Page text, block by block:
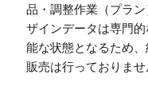
品・調整作業（プラ
ザインデータは専門
能な状態となるため
販売は行っておりませ